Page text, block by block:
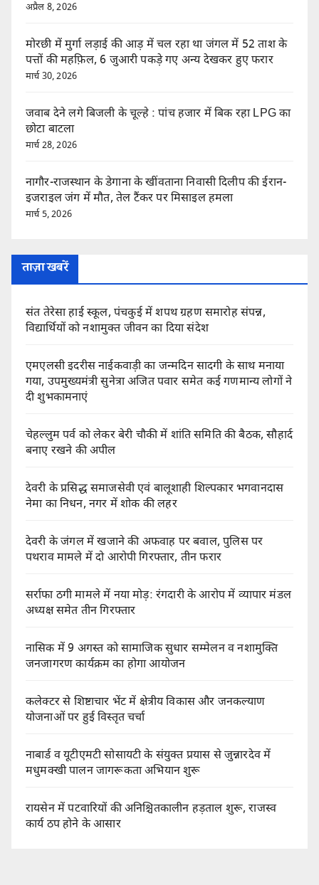
अप्रैल 8, 2026
मोरछी में मुर्गा लड़ाई की आड़ में चल रहा था जंगल में 52 ताश के
पत्तों की महफ़िल, 6 जुआरी पकड़े गए अन्य देखकर हुए फरार
मार्च 30, 2026
जवाब देने लगे बिजली के चूल्हे : पांच हजार में बिक रहा LPG का
छोटा बाटला
मार्च 28, 2026
नागौर-राजस्थान के डेगाना के खींवताना निवासी दिलीप की ईरान-
इजराइल जंग में मौत, तेल टैंकर पर मिसाइल हमला
मार्च 5, 2026
ताज़ा खबरें
संत तेरेसा हाई स्कूल, पंचकुई में शपथ ग्रहण समारोह संपन्न,
विद्यार्थियों को नशामुक्त जीवन का दिया संदेश
एमएलसी इदरीस नाईकवाड़ी का जन्मदिन सादगी के साथ मनाया
गया, उपमुख्यमंत्री सुनेत्रा अजित पवार समेत कई गणमान्य लोगों ने
दी शुभकामनाएं
चेहल्लुम पर्व को लेकर बेरी चौकी में शांति समिति की बैठक, सौहार्द
बनाए रखने की अपील
देवरी के प्रसिद्ध समाजसेवी एवं बालूशाही शिल्पकार भगवानदास
नेमा का निधन, नगर में शोक की लहर
देवरी के जंगल में खजाने की अफवाह पर बवाल, पुलिस पर
पथराव मामले में दो आरोपी गिरफ्तार, तीन फरार
सर्राफा ठगी मामले में नया मोड़: रंगदारी के आरोप में व्यापार मंडल
अध्यक्ष समेत तीन गिरफ्तार
नासिक में 9 अगस्त को सामाजिक सुधार सम्मेलन व नशामुक्ति
जनजागरण कार्यक्रम का होगा आयोजन
कलेक्टर से शिष्टाचार भेंट में क्षेत्रीय विकास और जनकल्याण
योजनाओं पर हुई विस्तृत चर्चा
नाबार्ड व यूटीएमटी सोसायटी के संयुक्त प्रयास से जुन्नारदेव में
मधुमक्खी पालन जागरूकता अभियान शुरू
रायसेन में पटवारियों की अनिश्चितकालीन हड़ताल शुरू, राजस्व
कार्य ठप होने के आसार